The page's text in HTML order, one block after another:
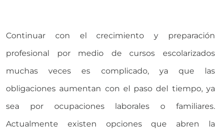
Continuar con el crecimiento y preparación
profesional por medio de cursos escolarizados
muchas veces es complicado, ya que las
obligaciones aumentan con el paso del tiempo, ya
sea por ocupaciones laborales o familiares.
Actualmente existen opciones que abren la